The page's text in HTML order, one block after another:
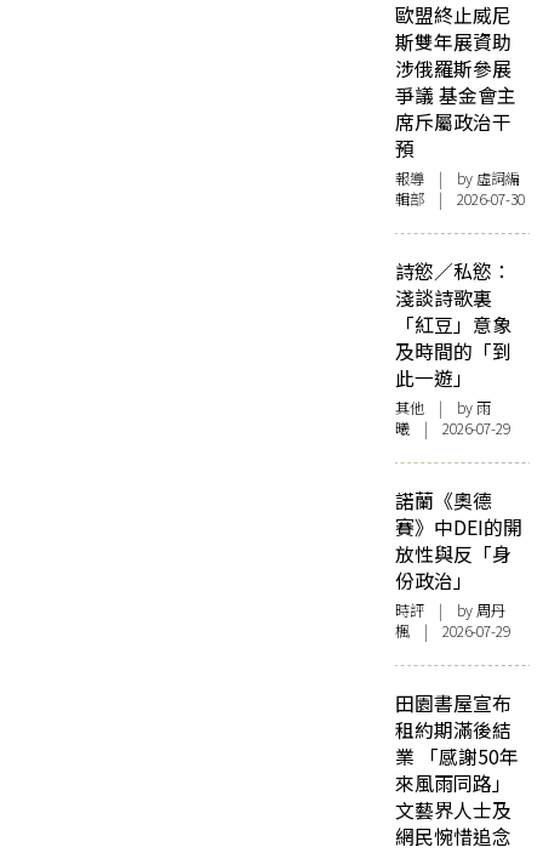
歐盟終止威尼
斯雙年展資助
涉俄羅斯參展
爭議 基金會主
席斥屬政治干
預
報導 | by 虛詞編
輯部 | 2026-07-30
詩慾／私慾：
淺談詩歌裏
「紅豆」意象
及時間的「到
此一遊」
其他 | by 雨
曦 | 2026-07-29
諾蘭《奧德
賽》中DEI的開
放性與反「身
份政治」
時評 | by周丹
楓 | 2026-07-29
田園書屋宣布
租約期滿後結
業 「感謝50年
來風雨同路」
文藝界人士及
網民惋惜追念